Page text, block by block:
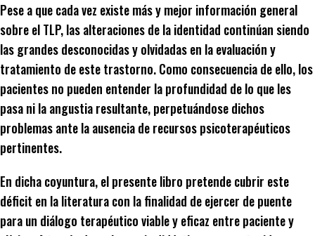
Pese a que cada vez existe más y mejor información general
sobre el TLP, las alteraciones de la identidad continúan siendo
las grandes desconocidas y olvidadas en la evaluación y
tratamiento de este trastorno. Como consecuencia de ello, los
pacientes no pueden entender la profundidad de lo que les
pasa ni la angustia resultante, perpetuándose dichos
problemas ante la ausencia de recursos psicoterapéuticos
pertinentes.
En dicha coyuntura, el presente libro pretende cubrir este
déficit en la literatura con la finalidad de ejercer de puente
para un diálogo terapéutico viable y eficaz entre paciente y